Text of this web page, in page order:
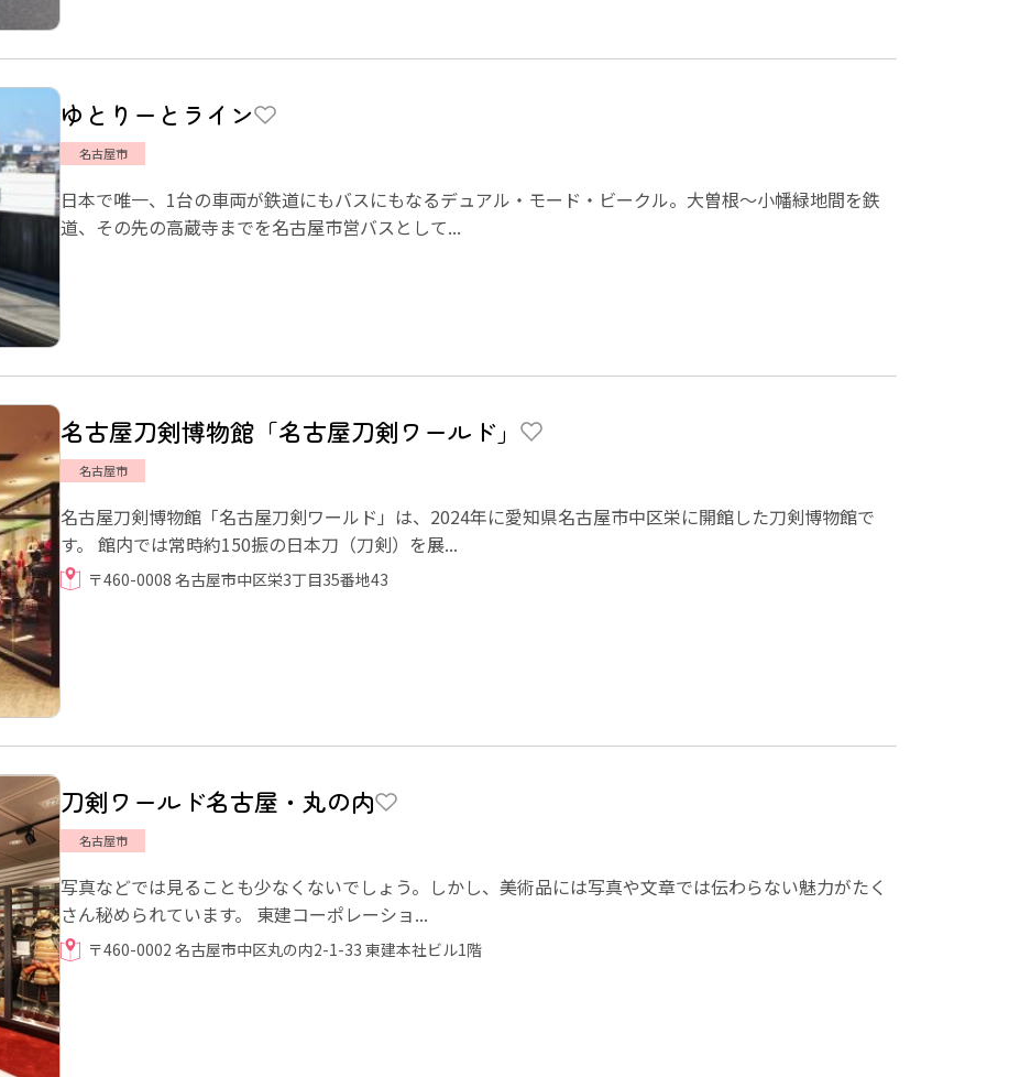
ゆとりーとライン
名古屋市
日本で唯一、1台の車両が鉄道にもバスにもなるデュアル・モード・ビークル。大曽根～小幡緑地間を鉄
道、その先の高蔵寺までを名古屋市営バスとして...
名古屋刀剣博物館「名古屋刀剣ワールド」
名古屋市
名古屋刀剣博物館「名古屋刀剣ワールド」は、2024年に愛知県名古屋市中区栄に開館した刀剣博物館で
す。 館内では常時約150振の日本刀（刀剣）を展...
〒460-0008 名古屋市中区栄3丁目35番地43
刀剣ワールド名古屋・丸の内
名古屋市
写真などでは見ることも少なくないでしょう。しかし、美術品には写真や文章では伝わらない魅力がたく
さん秘められています。 東建コーポレーショ...
〒460-0002 名古屋市中区丸の内2-1-33 東建本社ビル1階